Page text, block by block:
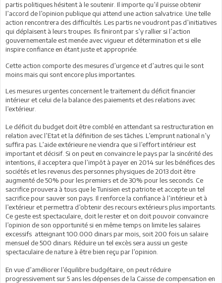
partis politiques hésitent à le soutenir. Il importe qu’il puisse obtenir
l’accord de l’opinion publique qui attend une action salvatrice. Une telle
action rencontrera des difficultés. Les partis ne voudront pas d’initiatives
qui déplaisent à leurs troupes. Ils finiront par s’y rallier si l’action
gouvernementale est menée avec vigueur et détermination et si elle
inspire confiance en étant juste et appropriée.
Cette action comporte des mesures d’urgence et d’autres qui le sont
moins mais qui sont encore plus importantes.
Les mesures urgentes concernent le traitement du déficit financier
intérieur et celui de la balance des paiements et des relations avec
l’extérieur.
Le déficit du budget doit être comblé en attendant sa restructuration en
relation avec l’Etat et la définition de ses tâches. L’emprunt national n’y
suffira pas. L’aide extérieure ne viendra que si l’effort intérieur est
important et décisif. Si on peut en convaincre le pays par la sincérité des
intentions, il acceptera que l’impôt à payer en 2014 sur les bénéfices des
sociétés et les revenus des personnes physiques de 2013 doit être
augmenté de 50% pour les premiers et de 30% pour les seconds. Ce
sacrifice prouvera à tous que le Tunisien est patriote et accepte un tel
sacrifice pour sauver son pays. Il renforce la confiance à l’intérieur et à
l’extérieur et permettra d’obtenir des recours extérieurs plus importants.
Ce geste est spectaculaire, doit le rester et on doit pouvoir convaincre
l’opinion de son opportunité si en même temps on limite les salaires
excessifs atteignant 100.000 dinars par mois, soit 200 fois un salaire
mensuel de 500 dinars. Réduire un tel excès sera aussi un geste
spectaculaire de nature à être bien reçu par l’opinion.
En vue d’améliorer l’équilibre budgétaire, on peut réduire
progressivement sur 5 ans les dépenses de la Caisse de compensation en